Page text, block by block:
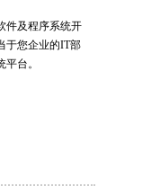
件及程序系统开
于您企业的IT部
台。